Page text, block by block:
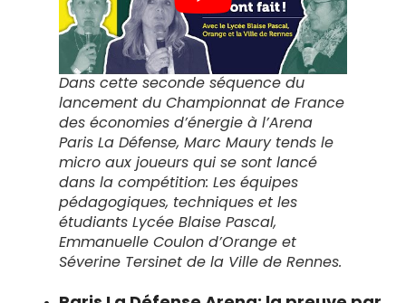
Dans cette seconde séquence du
lancement du Championnat de France
des économies d’énergie à l’Arena
Paris La Défense, Marc Maury tends le
micro aux joueurs qui se sont lancé
dans la compétition: Les équipes
pédagogiques, techniques et les
étudiants Lycée Blaise Pascal,
Emmanuelle Coulon d’Orange et
Séverine Tersinet de la Ville de Rennes.